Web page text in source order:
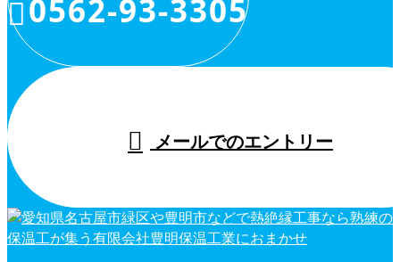
0562-93-3305
メールでのエントリー